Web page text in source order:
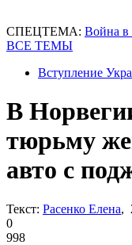
СПЕЦТЕМА: Война в
ВСЕ ТЕМЫ
Вступление
В
тюрьму
авто с
Текст: Расенко Елена,
0
998